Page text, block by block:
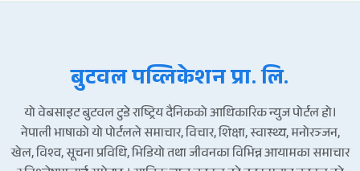
बुटवल पव्लिकेशन प्रा. लि.
यो वेबसाइट बुटवल टुडे राष्ट्रिय दैनिकको आधिकारिक न्युज पोर्टल हो।
नेपाली भाषाको यो पोर्टलले समाचार, विचार, शिक्षा, स्वास्थ्य, मनोरञ्जन,
खेल, विश्व, सूचना प्रविधि, भिडियो तथा जीवनका विभिन्न आयामका समाचार